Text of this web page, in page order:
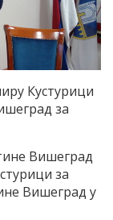
Кустурици
за
Вишеград
за
Вишеград у